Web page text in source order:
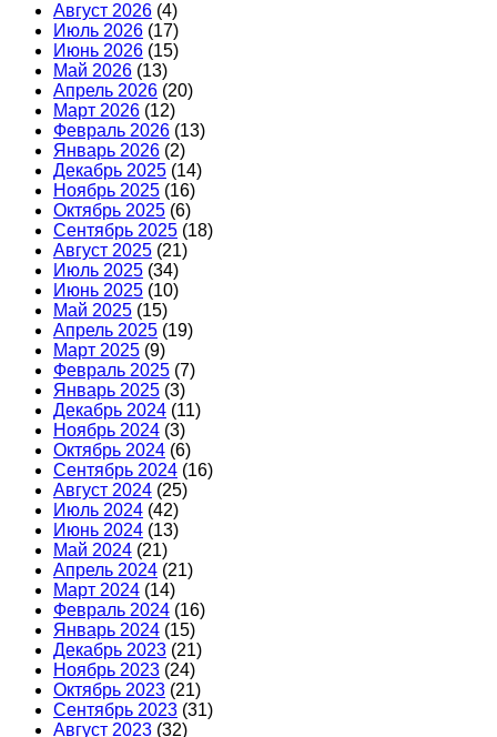
Август 2026 (4)
Июль 2026 (17)
Июнь 2026 (15)
Май 2026 (13)
Апрель 2026 (20)
Март 2026 (12)
Февраль 2026 (13)
Январь 2026 (2)
Декабрь 2025 (14)
Ноябрь 2025 (16)
Октябрь 2025 (6)
Сентябрь 2025 (18)
Август 2025 (21)
Июль 2025 (34)
Июнь 2025 (10)
Май 2025 (15)
Апрель 2025 (19)
Март 2025 (9)
Февраль 2025 (7)
Январь 2025 (3)
Декабрь 2024 (11)
Ноябрь 2024 (3)
Октябрь 2024 (6)
Сентябрь 2024 (16)
Август 2024 (25)
Июль 2024 (42)
Июнь 2024 (13)
Май 2024 (21)
Апрель 2024 (21)
Март 2024 (14)
Февраль 2024 (16)
Январь 2024 (15)
Декабрь 2023 (21)
Ноябрь 2023 (24)
Октябрь 2023 (21)
Сентябрь 2023 (31)
Август 2023 (32)